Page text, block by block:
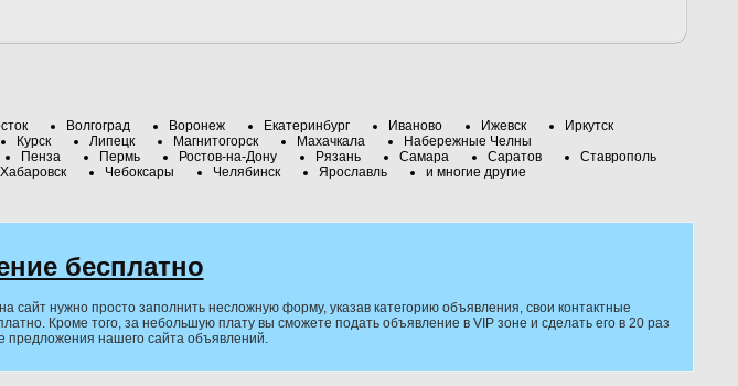
Волгоград Воронеж Екатеринбург Иваново Ижевск
Иркутск
Курск Липецк Магнитогорск Махачкала
Набережные Челны
Пенза Пермь Ростов-на-Дону Рязань Самара Саратов
Ставрополь
Хабаровск Чебоксары Челябинск Ярославль и многие другие
бесплатно
нужно просто заполнить несложную форму, указав категорию объявления, свои контактные
Кроме того, за небольшую плату вы сможете подать объявление в VIP зоне и сделать его в 20 раз
предложения нашего сайта объявлений.